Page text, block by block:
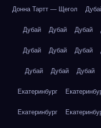
Донна Тартт — Щегол
Дубай Дубай Дубай
Дубай Дубай Дубай
Дубай Дубай Дубай
Екатеринбург
Екатеринбург